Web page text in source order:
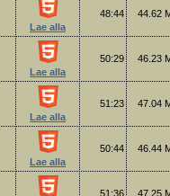
Lae alla
48:44 44.62
Lae alla
50:29 46.23
Lae alla
51:23 47.04
Lae alla
50:44 46.44
51:36 47.25